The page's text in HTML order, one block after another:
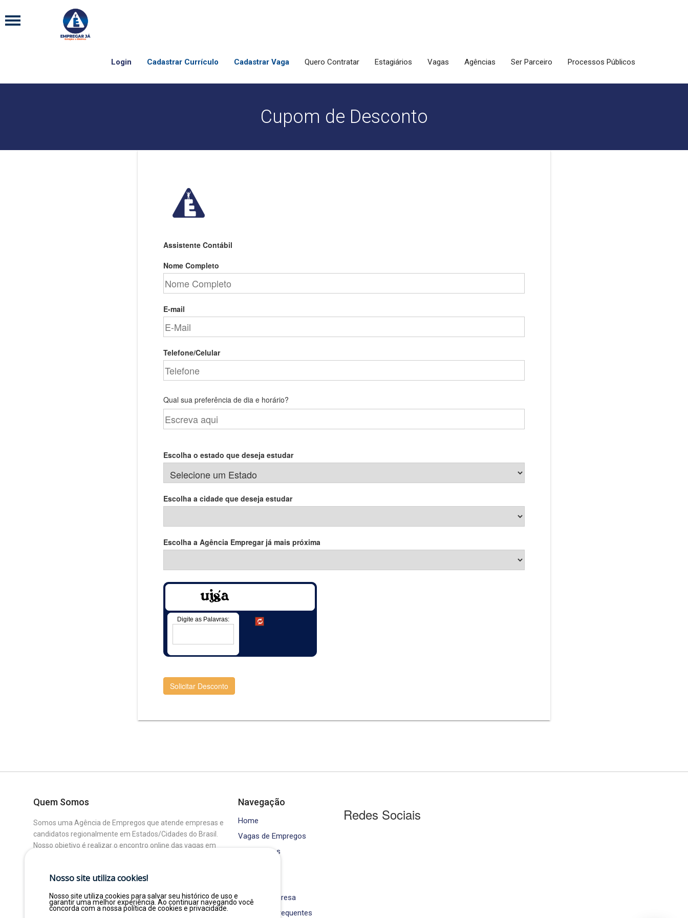
Login Cadastrar Currículo Cadastrar Vaga Quero Contratar Estagiários Vagas Agências Ser Parceiro Processos Públicos
Cupom de Desconto
Assistente Contábil
Nome Completo
E-mail
Telefone/Celular
Qual sua preferência de dia e horário?
Escolha o estado que deseja estudar
Escolha a cidade que deseja estudar
Escolha a Agência Empregar já mais próxima
Digite as Palavras:
Solicitar Desconto
Quem Somos
Somos uma Agência de Empregos que atende empresas e
candidatos regionalmente em Estados/Cidades do Brasil.
Nosso objetivo é realizar o encontro online das vagas em
Navegação
Home
Vagas de Empregos
Contratados
Área da Empresa
Perguntas Frequentes
Redes Sociais
Nosso site utiliza cookies!
Nosso site utiliza cookies para salvar seu histórico de uso e
garantir uma melhor experiência. Ao continuar navegando você
concorda com a nossa política de cookies e privacidade.